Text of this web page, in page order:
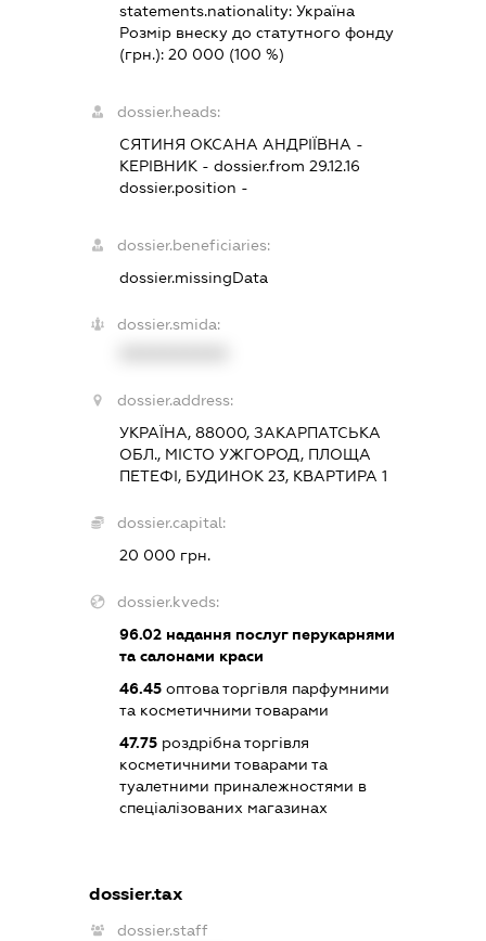
statements.nationality: Україна
Розмір внеску до статутного фонду
(грн.): 20 000 (100 %)
dossier.heads:
СЯТИНЯ ОКСАНА АНДРІЇВНА -
КЕРІВНИК - dossier.from 29.12.16
dossier.position -
dossier.beneficiaries:
dossier.missingData
dossier.smida:
dossier.address:
УКРАЇНА, 88000, ЗАКАРПАТСЬКА
ОБЛ., МІСТО УЖГОРОД, ПЛОЩА
ПЕТЕФІ, БУДИНОК 23, КВАРТИРА 1
dossier.capital:
20 000 грн.
dossier.kveds:
96.02надання послуг перукарнями
та салонами краси
46.45оптова торгівля парфумними
та косметичними товарами
47.75роздрібна торгівля
косметичними товарами та
туалетними приналежностями в
спеціалізованих магазинах
dossier.tax
dossier.staff